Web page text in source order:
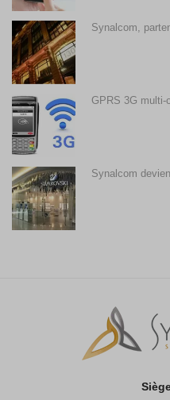
Synalcom,
GPRS 3G multi-
Synalcom